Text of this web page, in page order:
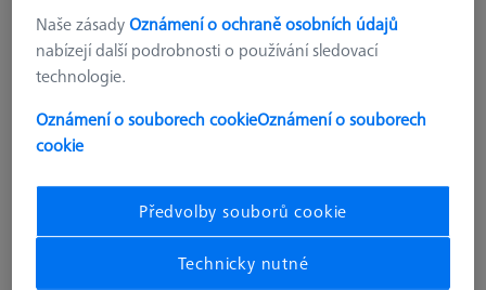
PŘÍDAVNÉ ÚROVNĚ PRO MSR
Přídavná úroveň pro MSR X=1200
€ 355.97 bez DPH
Naše zásadyOznámení o ochraně osobních údajů
nabízejí další podrobnosti o používání sledovací
technologie.
Oznámení o souborech cookieOznámení o souborech
cookie
Předvolby souborů cookie
Technicky nutné